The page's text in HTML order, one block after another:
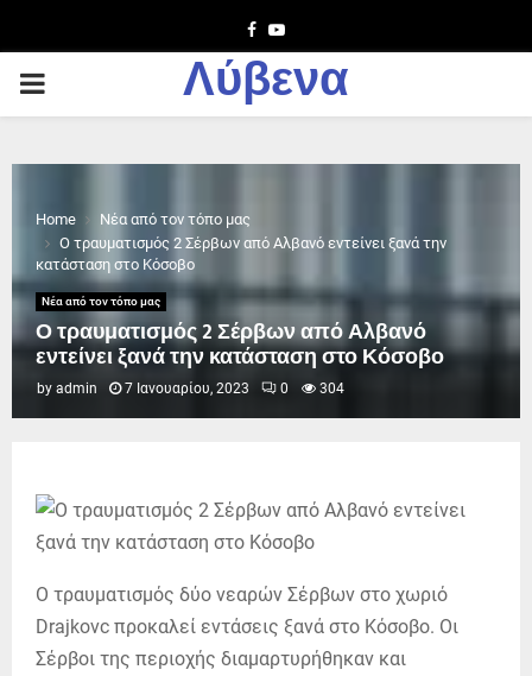
Facebook
Youtube
PRIMARY
Λύβενα
Home
Νέα από τον τόπο μας
Ο τραυματισμός 2 Σέρβων από Αλβανό εντείνει ξανά την
κατάσταση στο Κόσοβο
Νέα από τον τόπο μας
Ο τραυματισμός 2 Σέρβων από Αλβανό
εντείνει ξανά την κατάσταση στο Κόσοβο
by admin 7 Ιανουαρίου, 2023 0 304
Ο τραυματισμός δύο νεαρών Σέρβων στο χωριό
Drajkovc προκαλεί εντάσεις ξανά στο Κόσοβο. Οι
Σέρβοι της περιοχής διαμαρτυρήθηκαν και